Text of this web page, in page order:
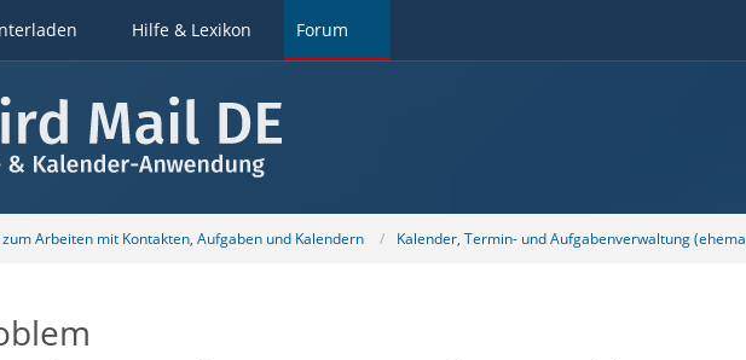
Hilfe & Lexikon Forum
Arbeiten mit Kontakten, Aufgaben und Kalendern Kalender, Termin- und Aufgabenverwaltung